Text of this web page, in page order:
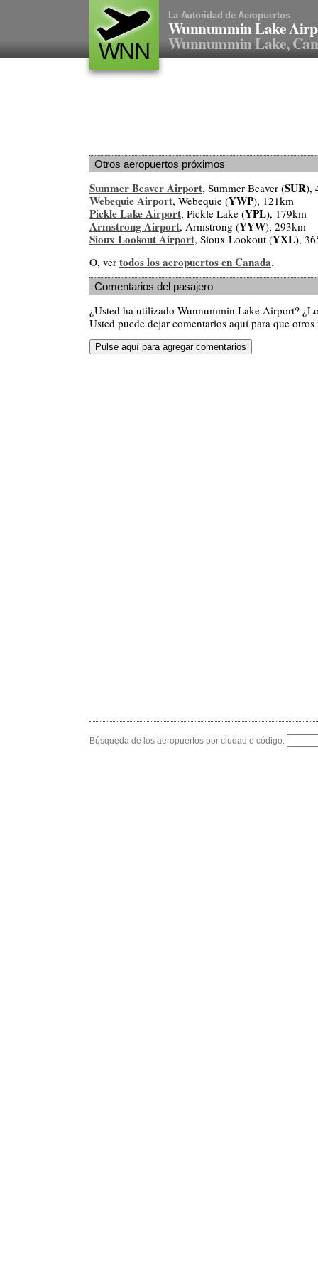
WNN
La Autoridad de Aeropuertos
Wunnummin Lake
Wunnummin Lake,
Otros aeropuertos próximos
Summer Beaver Airport, Summer Beaver (SUR),
Webequie Airport, Webequie (YWP), 121km
Pickle Lake Airport, Pickle Lake (YPL), 179km
Armstrong Airport, Armstrong (YYW), 293km
Sioux Lookout Airport, Sioux Lookout (YXL),
O, ver todos los aeropuertos en Canada.
Comentarios del pasajero
¿Usted ha utilizado Wunnummin Lake Airport?
Usted puede dejar comentarios aquí para que
Búsqueda de los aeropuertos por ciudad o código: